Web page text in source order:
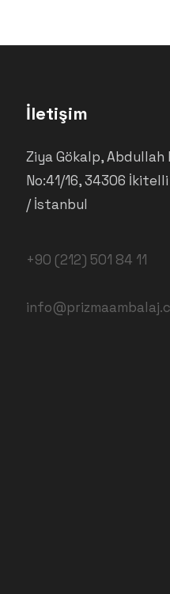
İletişim
Ziya Gökalp, Abdullah
No:41/16, 34306
/ İstanbul
+90 (212) 501 84 11